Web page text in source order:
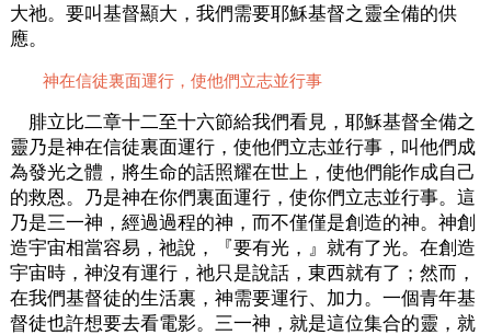
大祂。要叫基督顯大，我們需要耶穌基督之靈全備的供
應。
神在信徒裏面運行，使他們立志並行事
腓立比二章十二至十六節給我們看見，耶穌基督全備之
靈乃是神在信徒裏面運行，使他們立志並行事，叫他們成
為發光之體，將生命的話照耀在世上，使他們能作成自己
的救恩。乃是神在你們裏面運行，使你們立志並行事。這
乃是三一神，經過過程的神，而不僅僅是創造的神。神創
造宇宙相當容易，祂說，『要有光，』就有了光。在創造
宇宙時，神沒有運行，祂只是說話，東西就有了；然而，
在我們基督徒的生活裏，神需要運行、加力。一個青年基
督徒也許想要去看電影。三一神，就是這位集合的靈，就